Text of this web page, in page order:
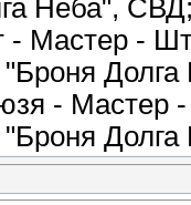
Неба",
Мастер -
- Мастер -